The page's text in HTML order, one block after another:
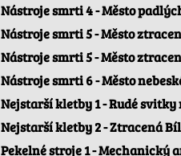
Nástroje smrti 4 - Město
Nástroje smrti 5 - Město
Nástroje smrti 5 - Město
Nástroje smrti 6 - Město
Nejstarší kletby 1 - Rudé svitky
Nejstarší kletby 2 - Ztracená
Pekelné stroje 1 - Mechanický